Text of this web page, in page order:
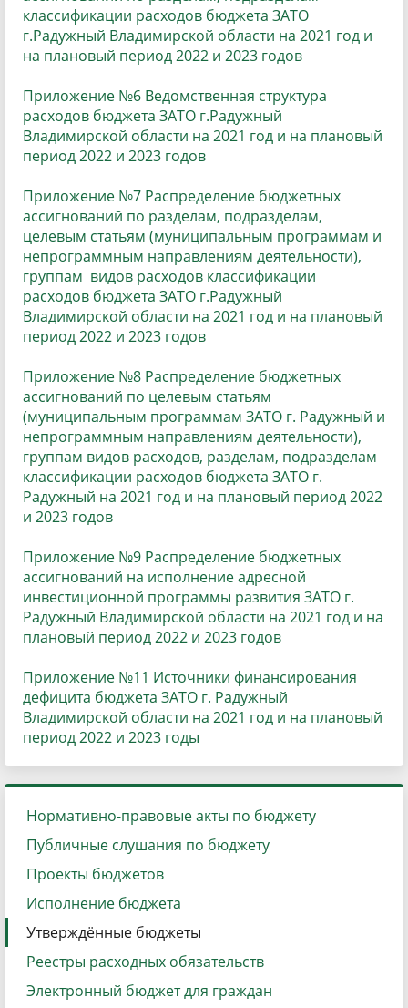
классификации расходов бюджета ЗАТО
г.Радужный Владимирской области на 2021 год и
на плановый период 2022 и 2023 годов
Приложение №6 Ведомственная структура
расходов бюджета ЗАТО г.Радужный
Владимирской области на 2021 год и на плановый
период 2022 и 2023 годов
Приложение №7 Распределение бюджетных
ассигнований по разделам, подразделам,
целевым статьям (муниципальным программам и
непрограммным направлениям деятельности),
группам видов расходов классификации
расходов бюджета ЗАТО г.Радужный
Владимирской области на 2021 год и на плановый
период 2022 и 2023 годов
Приложение №8 Распределение бюджетных
ассигнований по целевым статьям
(муниципальным программам ЗАТО г. Радужный и
непрограммным направлениям деятельности),
группам видов расходов, разделам, подразделам
классификации расходов бюджета ЗАТО г.
Радужный на 2021 год и на плановый период 2022
и 2023 годов
Приложение №9 Распределение бюджетных
ассигнований на исполнение адресной
инвестиционной программы развития ЗАТО г.
Радужный Владимирской области на 2021 год и на
плановый период 2022 и 2023 годов
Приложение №11 Источники финансирования
дефицита бюджета ЗАТО г. Радужный
Владимирской области на 2021 год и на плановый
период 2022 и 2023 годы
Нормативно-правовые акты по бюджету
Публичные слушания по бюджету
Проекты бюджетов
Исполнение бюджета
Утверждённые бюджеты
Реестры расходных обязательств
Электронный бюджет для граждан